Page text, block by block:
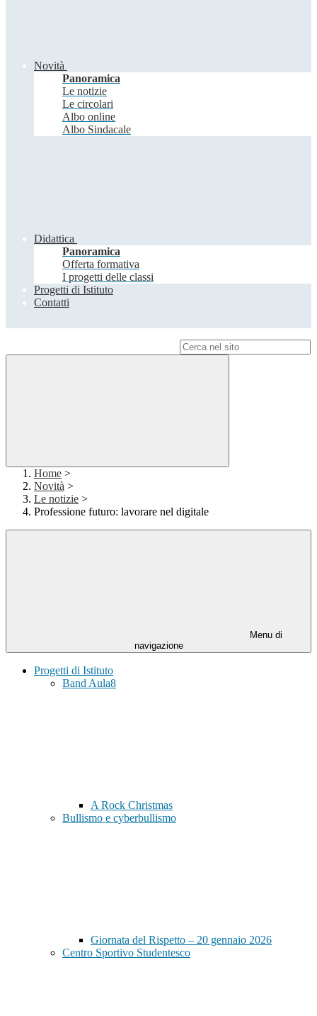
Novità
Panoramica
Le notizie
Le circolari
Albo online
Albo Sindacale
Didattica
Panoramica
Offerta formativa
I progetti delle classi
Progetti di Istituto
Contatti
Home >
Novità >
Le notizie >
Professione futuro: lavorare nel digitale
Menu di
navigazione
Progetti di Istituto
Band Aula8
A Rock Christmas
Bullismo e cyberbullismo
Giornata del Rispetto – 20 gennaio 2026
Centro Sportivo Studentesco